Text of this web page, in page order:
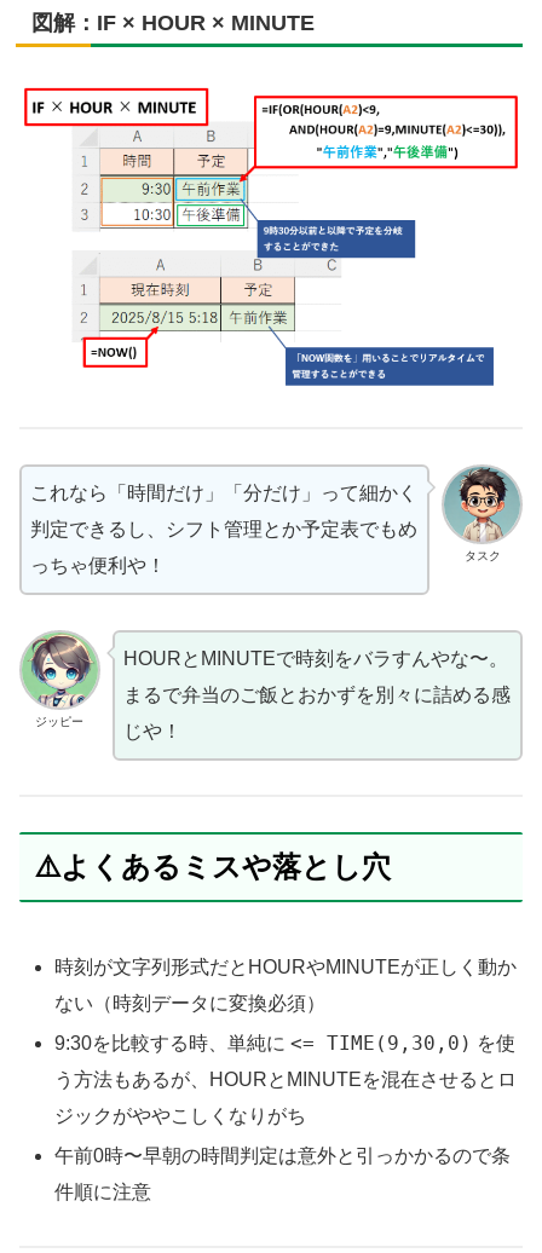
図解：IF × HOUR × MINUTE
タスク
これなら「時間だけ」「分だけ」って細かく
判定できるし、シフト管理とか予定表でもめ
っちゃ便利や！
ジッピー
HOURとMINUTEで時刻をバラすんやな〜。
まるで弁当のご飯とおかずを別々に詰める感
じや！
⚠️よくあるミスや落とし穴
時刻が文字列形式だとHOURやMINUTEが正しく動か
ない（時刻データに変換必須）
9:30を比較する時、単純に<= TIME(9,30,0) を使
う方法もあるが、HOURとMINUTEを混在させるとロ
ジックがややこしくなりがち
午前0時〜早朝の時間判定は意外と引っかかるので条
件順に注意